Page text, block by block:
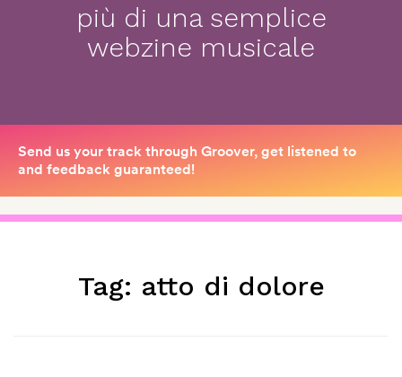
più di una semplice
webzine musicale
Tag: atto di dolore